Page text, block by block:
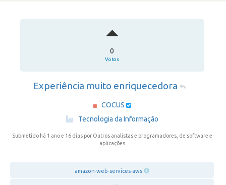
0
Votos
Experiência muito enriquecedora
COCUS
Tecnologia da Informação
Submetido há 1 ano e 16 dias por Outros analistas e programadores, de software e
aplicações
amazon-web-services-aws